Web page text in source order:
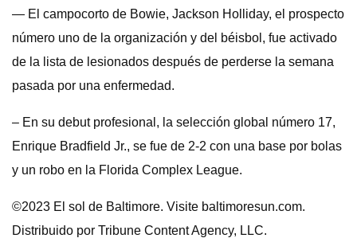
— El campocorto de Bowie, Jackson Holliday, el prospecto
número uno de la organización y del béisbol, fue activado
de la lista de lesionados después de perderse la semana
pasada por una enfermedad.
– En su debut profesional, la selección global número 17,
Enrique Bradfield Jr., se fue de 2-2 con una base por bolas
y un robo en la Florida Complex League.
©2023 El sol de Baltimore. Visite baltimoresun.com.
Distribuido por Tribune Content Agency, LLC.